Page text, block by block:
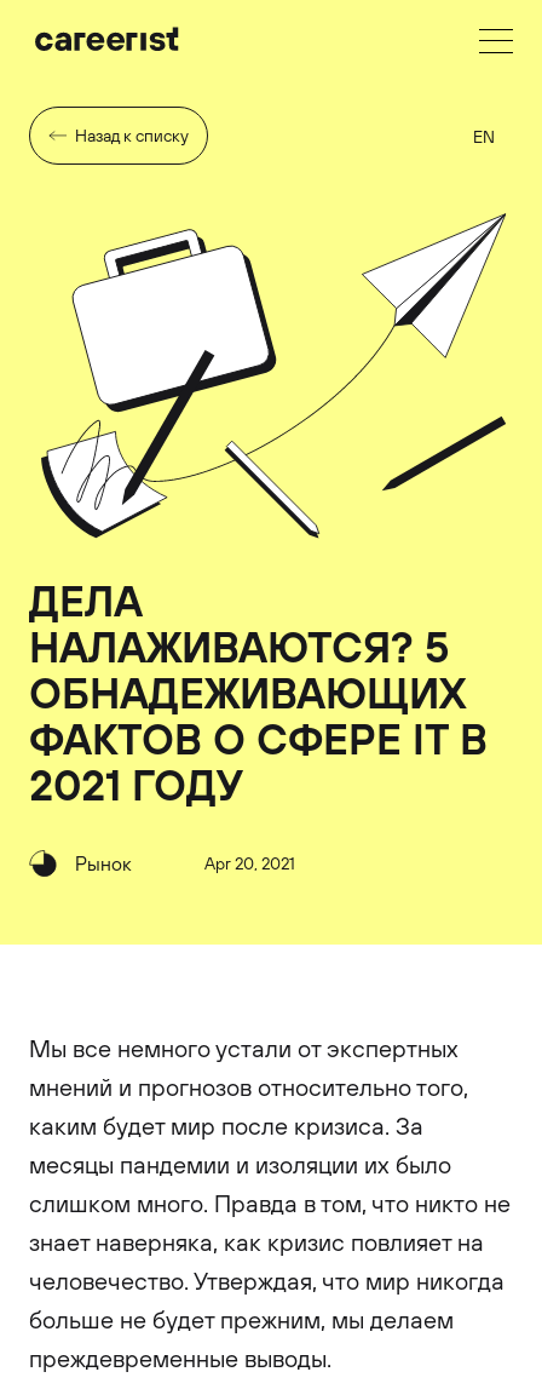
Назад к списку EN
ДЕЛА
НАЛАЖИВАЮТСЯ? 5
ОБНАДЕЖИВАЮЩИХ
ФАКТОВ О СФЕРЕ IT В
2021 ГОДУ
Рынок Apr 20, 2021
Мы все немного устали от экспертных
мнений и прогнозов относительно того,
каким будет мир после кризиса. За
месяцы пандемии и изоляции их было
слишком много. Правда в том, что никто не
знает наверняка, как кризис повлияет на
человечество. Утверждая, что мир никогда
больше не будет прежним, мы делаем
преждевременные выводы.